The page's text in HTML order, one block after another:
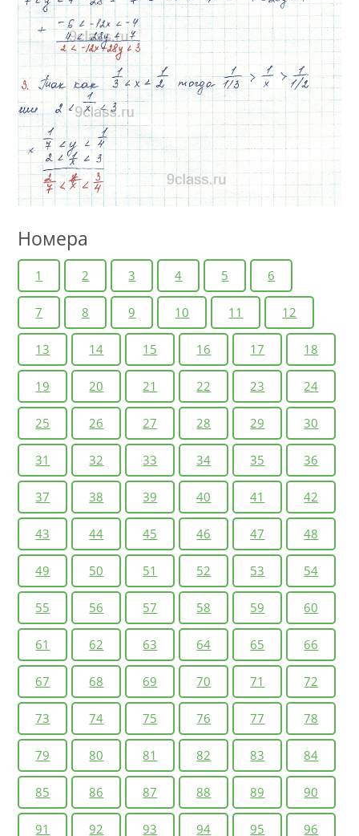
Номера
1 2 3 4 5 6
7 8 9 10 11 12
13 14 15 16 17 18
19 20 21 22 23 24
25 26 27 28 29 30
31 32 33 34 35 36
37 38 39 40 41 42
43 44 45 46 47 48
49 50 51 52 53 54
55 56 57 58 59 60
61 62 63 64 65 66
67 68 69 70 71 72
73 74 75 76 77 78
79 80 81 82 83 84
85 86 87 88 89 90
91 92 93 94 95 96